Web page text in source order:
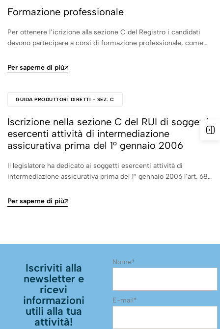
Formazione professionale
Per ottenere l’icrizione alla sezione C del Registro i candidati
devono partecipare a corsi di formazione professionale, come…
Per saperne di più
GUIDA PRODUTTORI DIRETTI - SEZ. C
Iscrizione nella sezione C del RUI di soggetti
esercenti attività di intermediazione
assicurativa prima del 1° gennaio 2006
Il legislatore ha dedicato ai soggetti esercenti attività di
intermediazione assicurativa prima del 1° gennaio 2006 l’art. 68…
Per saperne di più
Iscriviti alla
newsletter e
ricevi
informazioni
utili alla tua
attività!
Nome*
E-mail*